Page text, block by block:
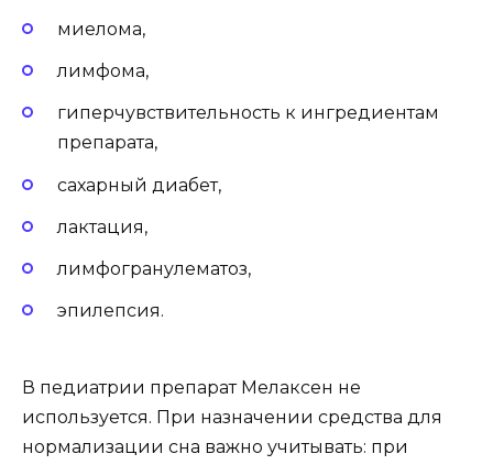
миелома,
лимфома,
гиперчувствительность к ингредиентам
препарата,
сахарный диабет,
лактация,
лимфогранулематоз,
эпилепсия.
В педиатрии препарат Мелаксен не
используется. При назначении средства для
нормализации сна важно учитывать: при